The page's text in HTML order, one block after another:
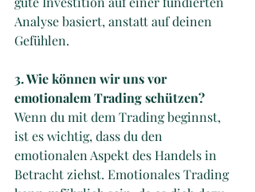
Analyse basiert, anstatt auf deinen
Gefühlen.
3. Wie können wir uns vor
emotionalem Trading schützen?
Wenn du mit dem Trading beginnst,
ist es wichtig, dass du den
emotionalen Aspekt des Handels in
Betracht ziehst. Emotionales Trading